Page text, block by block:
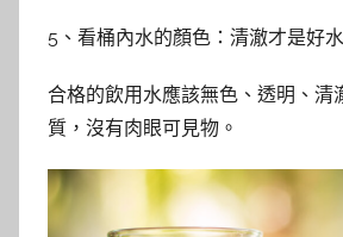
5、看桶內水的顏色：清澈才是好水
合格的飲用水應該無色、透明、清
質，沒有肉眼可見物。